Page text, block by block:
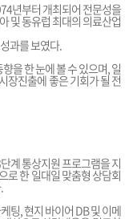
년부터 개최되어 전문성을
및 동유럽 최대의 의료산업
과를 보였다.
을 한 눈에 볼 수 있으며, 일
장진출에 좋은 기회가 될 전
계 통상지원 프로그램을 지
로 한 일대일 맞춤형 상담회
팅, 현지 바이어 DB 및 이메